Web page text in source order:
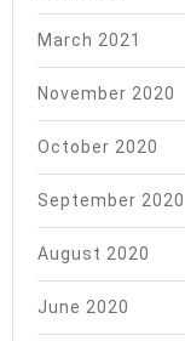
March 2021
November 2020
October 2020
September 2020
August 2020
June 2020